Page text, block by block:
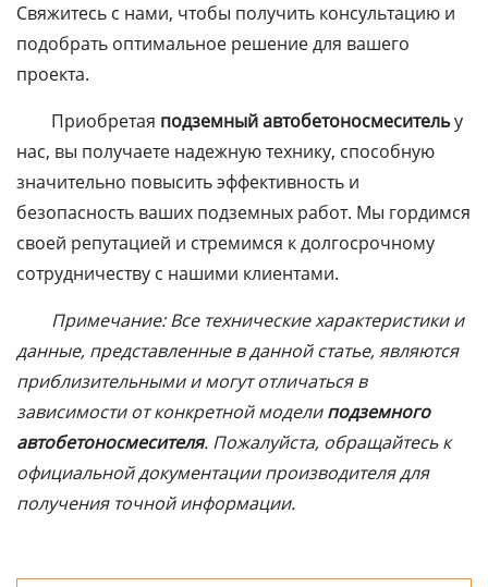
Свяжитесь с нами, чтобы получить консультацию и
подобрать оптимальное решение для вашего
проекта.
Приобретая подземный автобетоносмесительу
нас, вы получаете надежную технику, способную
значительно повысить эффективность и
безопасность ваших подземных работ. Мы гордимся
своей репутацией и стремимся к долгосрочному
сотрудничеству с нашими клиентами.
Примечание: Все технические характеристики и
данные, представленные в данной статье, являются
приблизительными и могут отличаться в
зависимости от конкретной моделиподземного
автобетоносмесителя. Пожалуйста, обращайтесь к
официальной документации производителя для
получения точной информации.